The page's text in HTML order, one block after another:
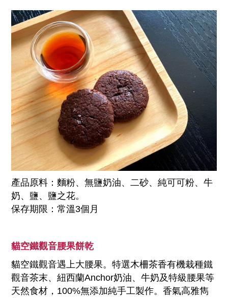
產品原料： 麵粉、無鹽奶油、二砂、純可可粉、牛
奶、鹽、鹽之花。
保存期限：常溫3個月
貓空鐵觀音腰果餅乾
貓空鐵觀音遇上大腰果。特選木柵茶香有機栽種鐵
觀音茶末、紐西蘭Anchor奶油、牛奶及特級腰果等
天然食材，100%無添加純手工製作。香氣高雅雋